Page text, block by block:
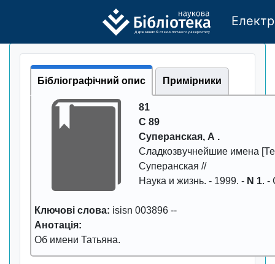
Державного бі отехно логічно го універси тету
Бібліографічний опис Примірники
81
С 89
Супеpанская, А .
Сладкозвучнейшие имена
Супеpанская //
Наука и жизнь. - 1999. - N 1. -
Ключові слова: isisn 003896 --
Анотація:
Об имени Татьяна.